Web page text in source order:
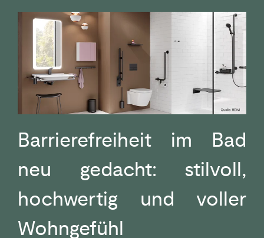
Barrierefreiheit im Bad
neu gedacht: stilvoll,
hochwertig und voller
Wohngefühl